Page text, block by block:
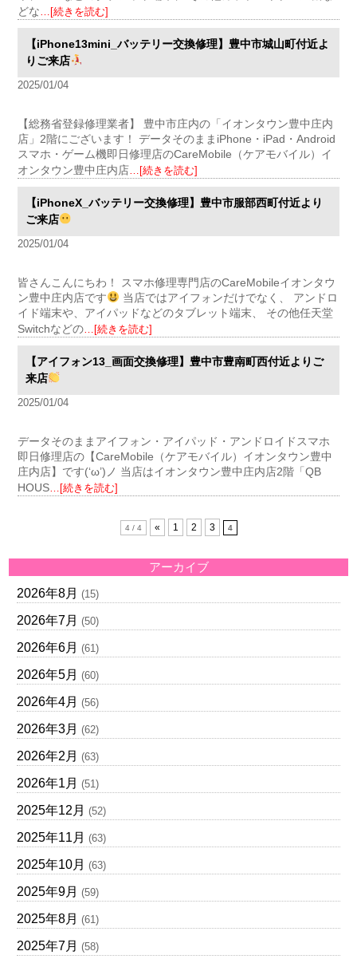
どな…[続きを読む]
【iPhone13mini_バッテリー交換修理】豊中市城山町付近よ
りご来店
2025/01/04
【総務省登録修理業者】 豊中市庄内の「イオンタウン豊中庄内
店」2階にございます！ データそのままiPhone・iPad・Android
スマホ・ゲーム機即日修理店のCareMobile（ケアモバイル）イ
オンタウン豊中庄内店…[続きを読む]
【iPhoneX_バッテリー交換修理】豊中市服部西町付近より
ご来店
2025/01/04
皆さんこんにちわ！ スマホ修理専門店のCareMobileイオンタウ
ン豊中庄内店です
当店ではアイフォンだけでなく、 アンドロ
イド端末や、アイパッドなどのタブレット端末、 その他任天堂
Switchなどの…[続きを読む]
【アイフォン13_画面交換修理】豊中市豊南町西付近よりご
来店
2025/01/04
データそのままアイフォン・アイパッド・アンドロイドスマホ
即日修理店の【CareMobile（ケアモバイル）イオンタウン豊中
庄内店】です(‘ω’)ノ 当店はイオンタウン豊中庄内店2階「QB
HOUS…[続きを読む]
4 / 4 « 1 2 3 4
アーカイブ
2026年8月 (15)
2026年7月 (50)
2026年6月 (61)
2026年5月 (60)
2026年4月 (56)
2026年3月 (62)
2026年2月 (63)
2026年1月 (51)
2025年12月 (52)
2025年11月 (63)
2025年10月 (63)
2025年9月 (59)
2025年8月 (61)
2025年7月 (58)